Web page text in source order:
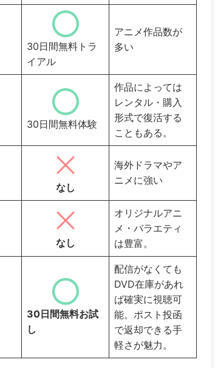
30日間無料トラ
イアル
アニメ作品数が
多い
30日間無料体験
作品によっては
レンタル・購入
形式で復活する
こともある。
なし
海外ドラマやア
ニメに強い
なし
オリジナルアニ
メ・バラエティ
は豊富。
30日間無料お試
し
配信がなくても
DVD在庫があれ
ば確実に視聴可
能。ポスト投函
で返却できる手
軽さが魅力。